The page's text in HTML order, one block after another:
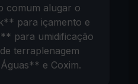
comum alugar o
para içamento e
para umidificação
terraplenagem
e Coxim.